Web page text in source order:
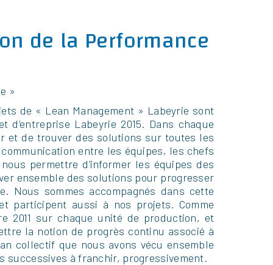
de la Performance
»
de « Lean Management » Labeyrie sont
Labeyrie 2015. Dans chaque
et de trouver des solutions sur toutes les
entre les équipes, les chefs
permettre d’informer les équipes des
ensemble des solutions pour progresser
Nous sommes accompagnés dans cette
participent aussi à nos projets. Comme
2011 sur chaque unité de production, et
la notion de progrès continu associé à
collectif que nous avons vécu ensemble
successives à franchir, progressivement.